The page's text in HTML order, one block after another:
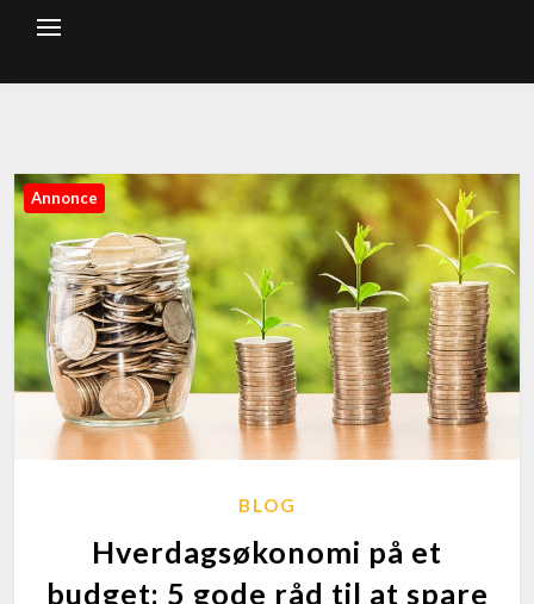
Annonce
BLOG
Hverdagsøkonomi på et
budget: 5 gode råd til at spare